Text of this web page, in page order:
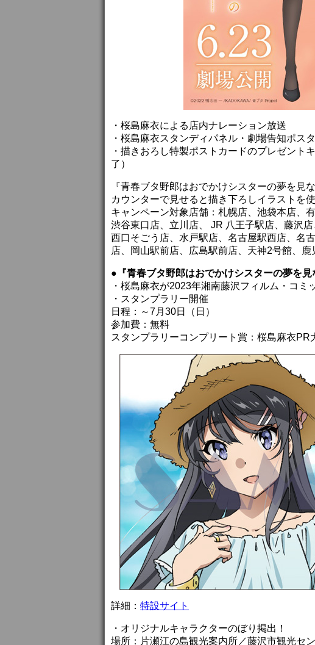
・桜島麻衣による店内ナレーション放送
・桜島麻衣スタンディパネル・劇場告知ポス
・描きおろし特製ポストカードのプレゼント
了）
『青春ブタ野郎はおでかけシスターの夢を見
カウンターで見せると描き下ろしイラストを
キャンペーン対象店舗：札幌店、池袋本店、
渋谷東口店、立川店、 JR 八王子駅店、藤沢
西口そごう店、水戸駅店、名古屋駅西店、名
店、岡山駅前店、広島駅前店、天神2号館、鹿
●『青春ブタ野郎はおでかけシスターの夢を
・桜島麻衣が2023年湘南藤沢フィルム・コミ
・スタンプラリー開催
日程：～7月30日（日）
参加費：無料
スタンプラリーコンプリート賞：桜島麻衣PR
詳細： 特設サイト
・オリジナルキャラクターのぼり掲出！
場所：片瀬江の島観光案内所／藤沢市観光セ